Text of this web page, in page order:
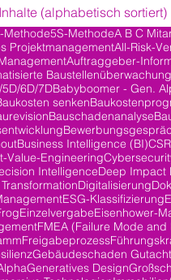
(alphabetisch sortiert)
Methode5S-MethodeA B C
ProjektmanagementAll-Risk-
Auftraggeber-
Baustellenüberwachung
6D/7DBabyboomer - Gen.
senken
Bauschadenanalyse
Business Intelligence (BI)
Value-Engineering
IntelligenceDeep Impact
Digitalisierung
ESG-Klassifizierung
EinzelvergabeEisenhower-
FMEA (Failure Mode and
Freigabeprozess
Gebäudeschaden
Generatives Design